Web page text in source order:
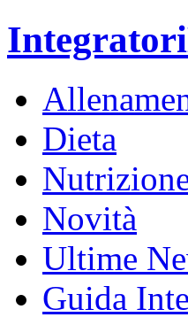
Dieta
Novità
Ultime
Guida